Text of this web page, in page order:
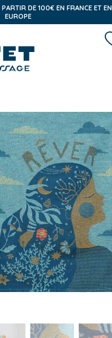
DE 100€ EN FRANCE ET EN
EUROPE